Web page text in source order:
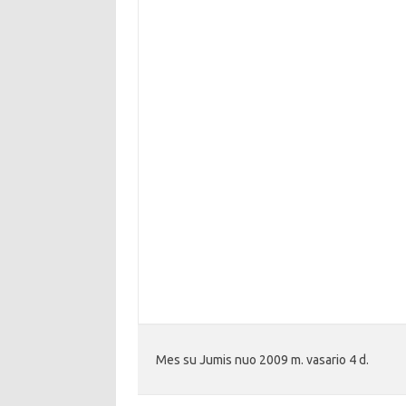
Mes su Jumis nuo 2009 m. vasario 4 d.